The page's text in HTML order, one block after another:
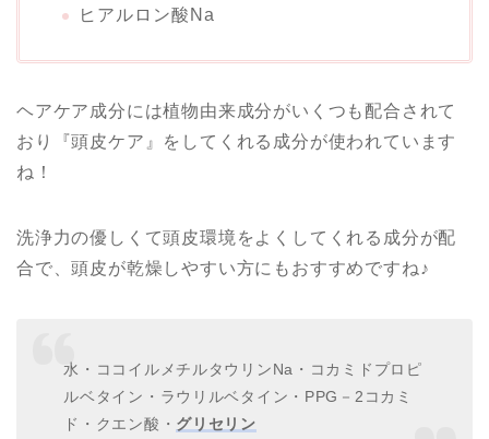
ヒアルロン酸Na
ヘアケア成分には植物由来成分がいくつも配合されて
おり『頭皮ケア』をしてくれる成分が使われています
ね！
洗浄力の優しくて頭皮環境をよくしてくれる成分が配
合で、頭皮が乾燥しやすい方にもおすすめですね♪
水・ココイルメチルタウリンNa・コカミドプロピ
ルベタイン・ラウリルベタイン・PPG－2コカミ
ド・クエン酸・ グリセリン